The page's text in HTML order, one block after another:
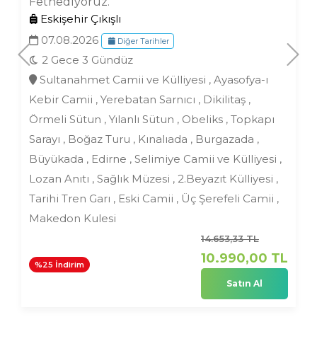
Eskişehir Çıkışlı
07.08.2026
Diğer Tarihler
2 Gece 3 Gündüz
Sultanahmet Camii ve Külliyesi , Ayasofya-ı
Kebir Camii , Yerebatan Sarnıcı , Dikilitaş ,
Örmeli Sütun , Yılanlı Sütun , Obeliks , Topkapı
Sarayı , Boğaz Turu , Kınalıada , Burgazada ,
Büyükada , Edirne , Selimiye Camii ve Külliyesi ,
Lozan Anıtı , Sağlık Müzesi , 2.Beyazıt Külliyesi ,
Tarihi Tren Garı , Eski Camii , Üç Şerefeli Camii ,
Makedon Kulesi
%25 İndirim
14.653,33 TL
10.990,00 TL
Satın Al